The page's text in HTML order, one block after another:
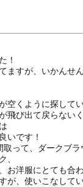
！
すが、いかんせ
空くように探して
飛び出て戻らない
いです！
って、ダークブラ
、
洋服にとても合
が、使いこなして